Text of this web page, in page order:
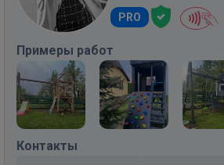
PRO
Примеры работ
Контакты